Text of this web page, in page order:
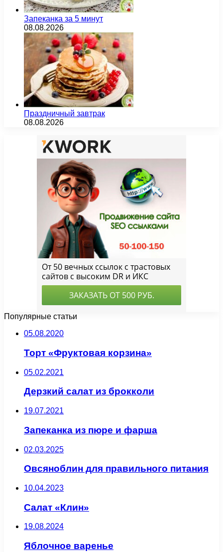
Запеканка за 5 минут
08.08.2026
Праздничный завтрак
08.08.2026
Популярные статьи
05.08.2020
Торт «Фруктовая корзина»
05.02.2021
Дерзкий салат из брокколи
19.07.2021
Запеканка из пюре и фарша
02.03.2025
Овсяноблин для правильного питания
10.04.2023
Салат «Клин»
19.08.2024
Яблочное варенье